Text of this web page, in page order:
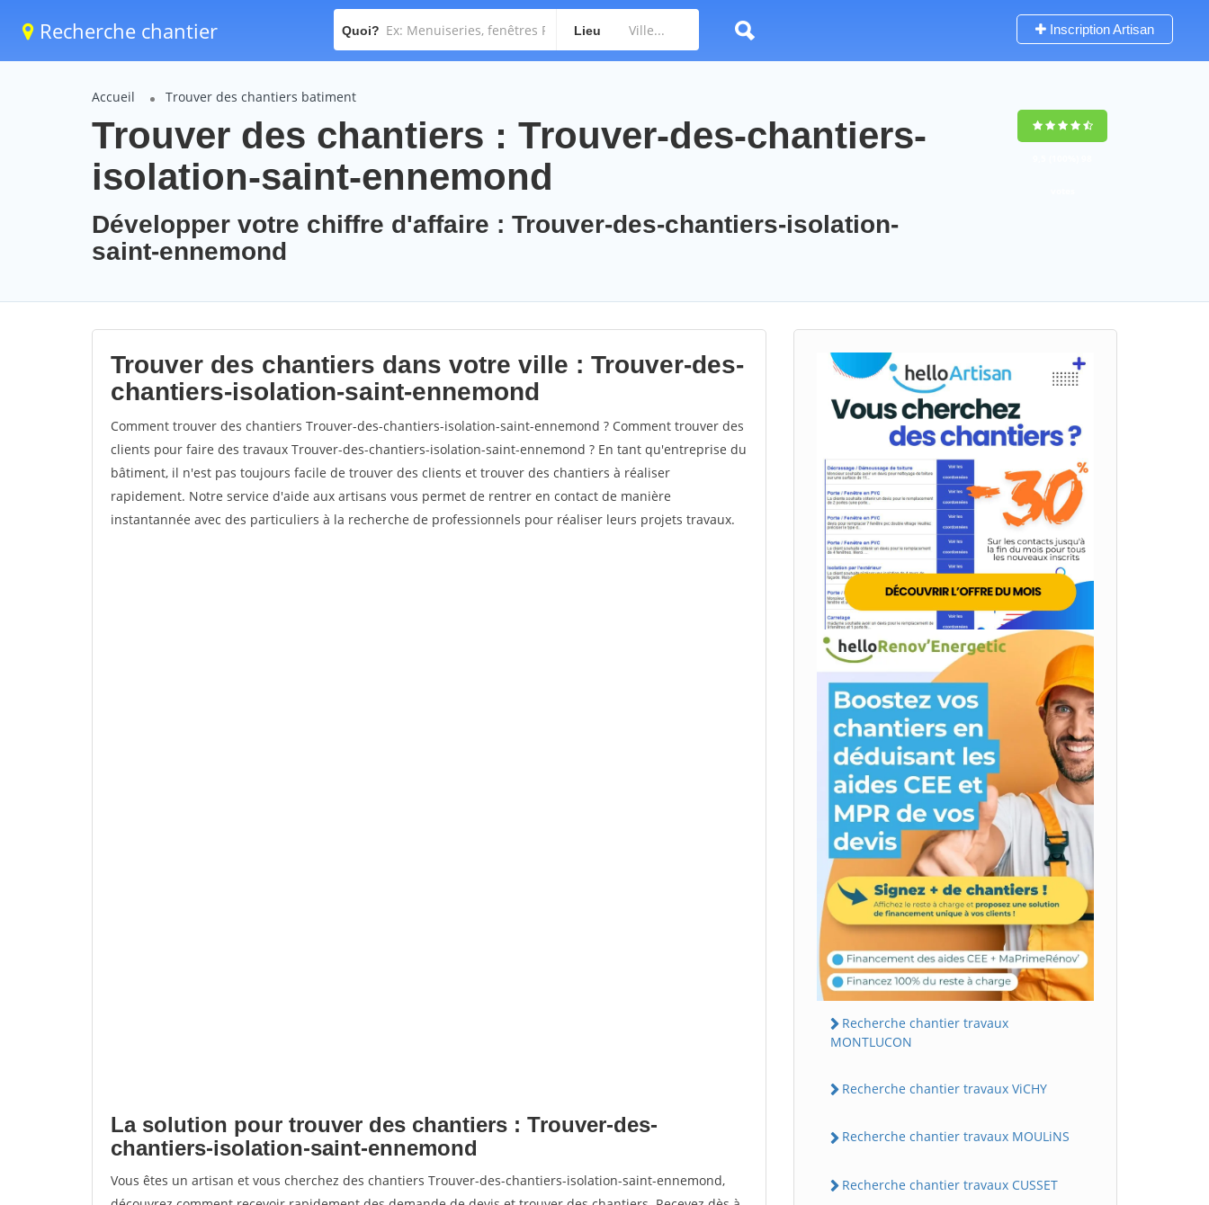
Recherche chantier Quoi? Lieu Inscription Artisan
Accueil Trouver des chantiers batiment
Trouver des chantiers : Trouver-des-chantiers-
isolation-saint-ennemond
Développer votre chiffre d'affaire : Trouver-des-chantiers-isolation-
saint-ennemond
Trouver des chantiers dans votre ville : Trouver-des-
chantiers-isolation-saint-ennemond
Comment trouver des chantiers Trouver-des-chantiers-isolation-saint-ennemond ? Comment trouver des
clients pour faire des travaux Trouver-des-chantiers-isolation-saint-ennemond ? En tant qu'entreprise du
bâtiment, il n'est pas toujours facile de trouver des clients et trouver des chantiers à réaliser
rapidement. Notre service d'aide aux artisans vous permet de rentrer en contact de manière
instantannée avec des particuliers à la recherche de professionnels pour réaliser leurs projets travaux.
La solution pour trouver des chantiers : Trouver-des-
chantiers-isolation-saint-ennemond
Vous êtes un artisan et vous cherchez des chantiers Trouver-des-chantiers-isolation-saint-ennemond,
Recherche chantier travaux
MONTLUCON
Recherche chantier travaux ViCHY
Recherche chantier travaux MOULiNS
Recherche chantier travaux CUSSET